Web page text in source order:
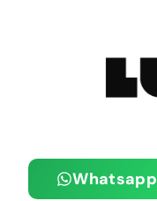
Whatsapp